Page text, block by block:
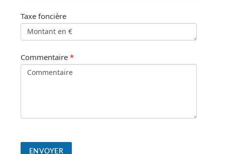
Taxe foncière
Commentaire *